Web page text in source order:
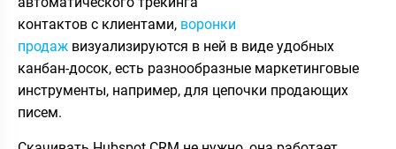
контактов с клиентами, воронки
продаж визуализируются в ней в виде удобных
канбан-досок, есть разнообразные маркетинговые
инструменты, например, для цепочки продающих
писем.